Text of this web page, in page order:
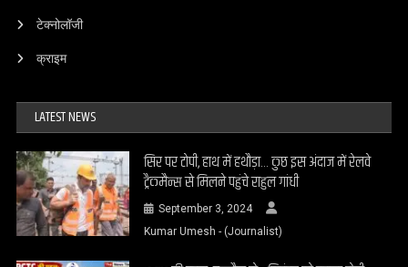
टेक्नोलॉजी
क्राइम
LATEST NEWS
सिर पर टोपी, हाथ में हथौड़ा… कुछ इस अंदाज में रेलवे
ट्रैकमैन्स से मिलने पहुंचे राहुल गांधी
September 3, 2024
Kumar Umesh - (Journalist)